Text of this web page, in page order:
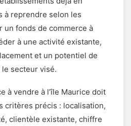
à reprendre selon les
un fonds de commerce à
à une activité existante,
et un potentiel de
secteur visé.
à vendre à l’île Maurice doit
critères précis : localisation,
clientèle existante, chiffre